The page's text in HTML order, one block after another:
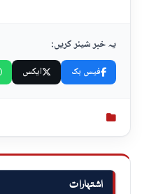
اشتہارات
یہ خبر شیئر کریں:
فیس بک ایکس